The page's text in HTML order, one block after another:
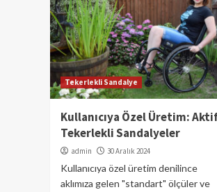
Tekerlekli Sandalye
Kullanıcıya Özel Üretim:
Tekerlekli Sandalyeler
admin 30 Aralık 2024
Kullanıcıya özel üretim denilince
aklımıza gelen "standart" ölçüler ve